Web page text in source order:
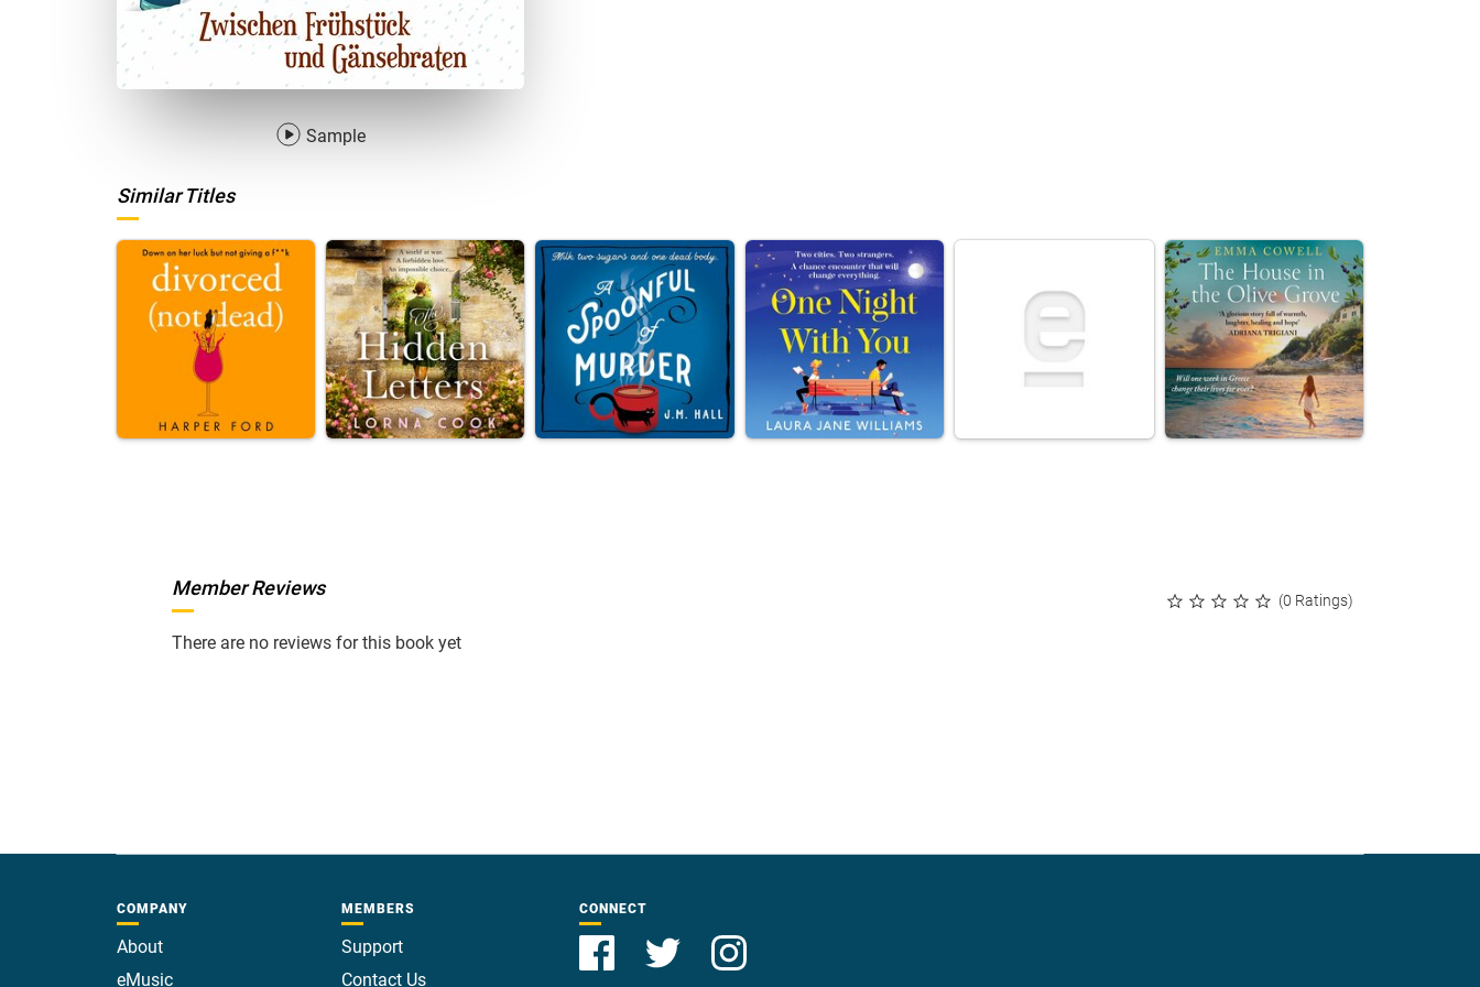
Sample
Similar Titles
(0 Ratings)
Member Reviews
There are no reviews for this book yet
COMPANY
About
eMusic
MEMBERS
Support
Contact Us
CONNECT